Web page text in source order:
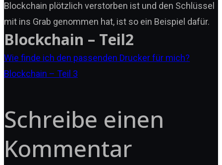
Blockchain plötzlich verstorben ist und den Schlüssel
mit ins Grab genommen hat, ist so ein Beispiel dafür.
Blockchain – Teil2
Wie finde ich den passenden Drucker für mich?
Blockchain – Teil 3
Schreibe einen
Kommentar